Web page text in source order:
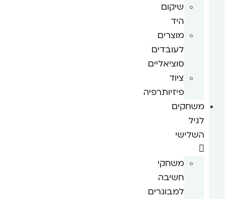
שיקום
היד
מוצרים
לעובדים
סוציאליים
ציוד
פיזיותרפיה
משחקים
לגיל
השלישי
משחקי
חשיבה
למבוגרים